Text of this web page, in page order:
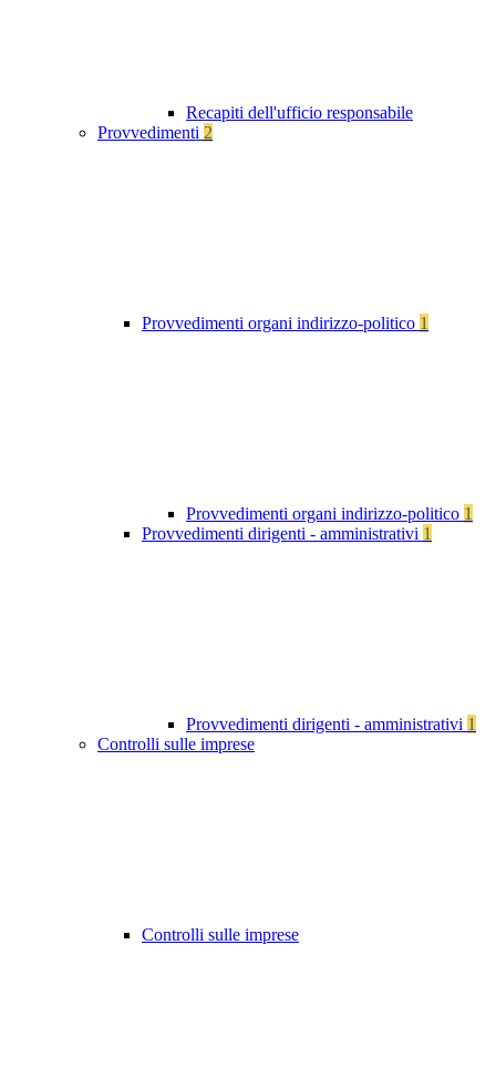
Recapiti dell'ufficio responsabile
Provvedimenti 2
Provvedimenti organi indirizzo-politico 1
Provvedimenti organi indirizzo-politico 1
Provvedimenti dirigenti - amministrativi 1
Provvedimenti dirigenti - amministrativi 1
Controlli sulle imprese
Controlli sulle imprese